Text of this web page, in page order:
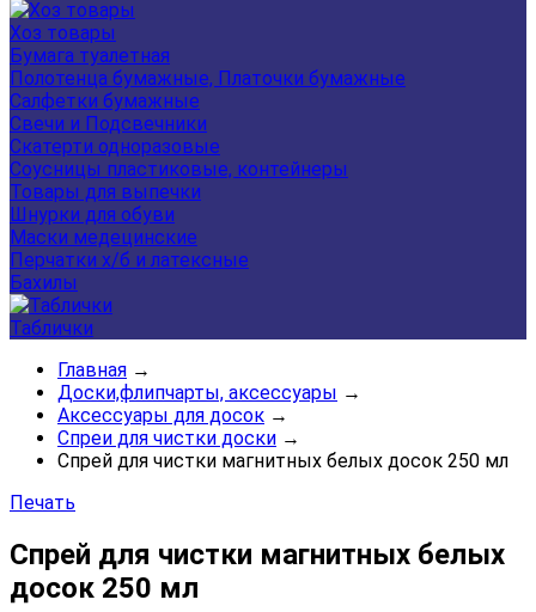
Хоз товары
Бумага туалетная
Полотенца бумажные, Платочки бумажные
Салфетки бумажные
Свечи и Подсвечники
Скатерти одноразовые
Соусницы пластиковые, контейнеры
Товары для выпечки
Шнурки для обуви
Маски медецинские
Перчатки х/б и латексные
Бахилы
Таблички
Главная →
Доски,флипчарты, аксессуары →
Аксессуары для досок →
Спреи для чистки доски →
Спрей для чистки магнитных белых досок 250 мл
Печать
Спрей для чистки магнитных белых
досок 250 мл